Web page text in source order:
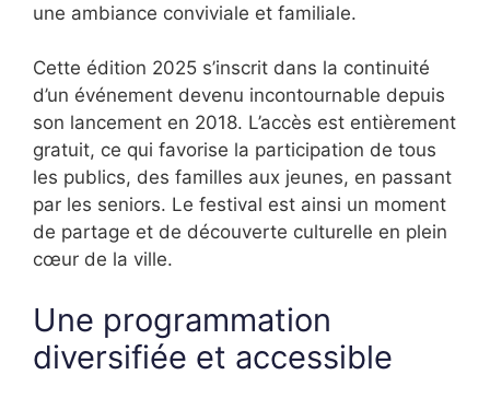
une ambiance conviviale et familiale.
Cette édition 2025 s’inscrit dans la continuité
d’un événement devenu incontournable depuis
son lancement en 2018. L’accès est entièrement
gratuit, ce qui favorise la participation de tous
les publics, des familles aux jeunes, en passant
par les seniors. Le festival est ainsi un moment
de partage et de découverte culturelle en plein
cœur de la ville.
Une programmation
diversifiée et accessible